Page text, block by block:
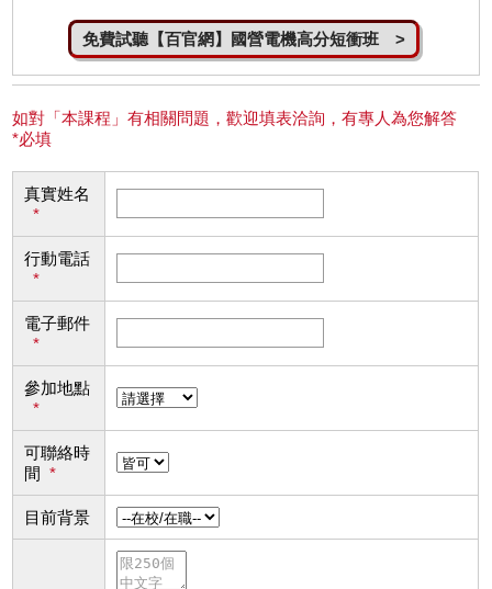
免費試聽【百官網】國營電機高分短衝班 >
如對「本課程」有相關問題，歡迎填表洽詢，有專人為您解答
*必填
真實姓名
*
行動電話
*
電子郵件
*
參加地點
*
可聯絡時
間 *
目前背景